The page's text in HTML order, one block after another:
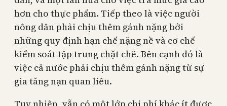
hơn cho thực phẩm. Tiếp theo là việc người
nông dân phải chịu thêm gánh nặng bởi
những quy định hạn chế nặng nề và cơ chế
kiểm soát tập trung chặt chẽ. Bên cạnh đó là
việc cả nước phải chịu thêm gánh nặng từ sự
gia tăng nạn quan liêu.